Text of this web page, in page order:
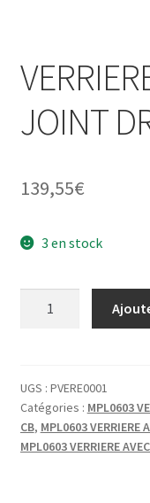
JOINT
139,55€
3 en stock
JOINT
DROIT
UGS : PVERE0001
Catégories : MPL0603
CB, MPL0603 VERRIERE
MPL0603 VERRIERE